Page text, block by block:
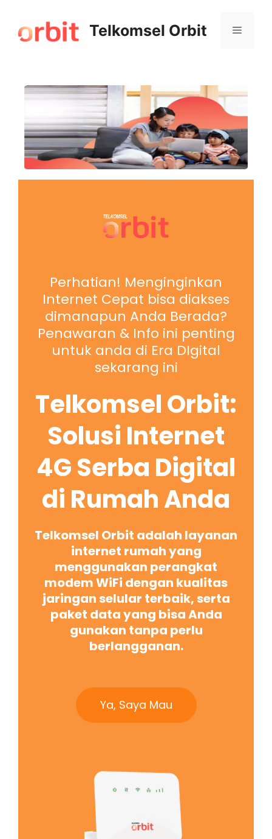
Telkomsel Orbit
Perhatian! Menginginkan
Internet Cepat bisa diakses
dimanapun Anda Berada?
Penawaran & Info ini penting
untuk anda di Era DIgital
sekarang ini
Telkomsel Orbit:
Solusi Internet
4G Serba Digital
di Rumah Anda
Telkomsel Orbit adalah layanan
internet rumah yang
menggunakan perangkat
modem WiFi dengan kualitas
jaringan selular terbaik, serta
paket data yang bisa Anda
gunakan tanpa perlu
berlangganan.
Ya, Saya Mau